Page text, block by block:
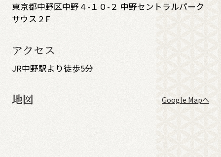
東京都中野区中野４-１０-２ 中野セントラルパーク
サウス２F
アクセス
JR中野駅より徒歩5分
地図 Google Mapへ